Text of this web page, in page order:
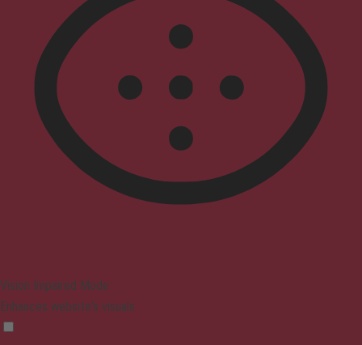
Vision Impaired Mode
Enhances website's visuals